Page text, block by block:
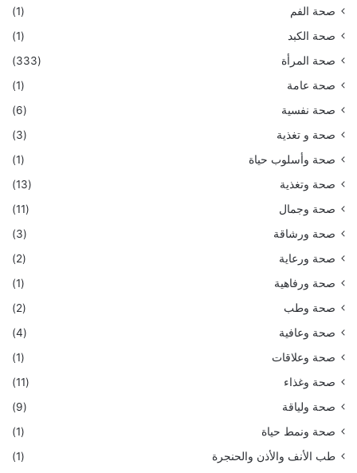
صحة الفم
(1)
صحة الكبد
(1)
صحة المرأة
(333)
صحة عامة
(1)
صحة نفسية
(6)
صحة و تغذية
(3)
صحة وأسلوب حياة
(1)
صحة وتغذية
(13)
صحة وجمال
(11)
صحة ورشاقة
(3)
صحة ورعاية
(2)
صحة ورفاهية
(1)
صحة وطب
(2)
صحة وعافية
(4)
صحة وعلاقات
(1)
صحة وغذاء
(11)
صحة ولياقة
(9)
صحة ونمط حياة
(1)
طب الأنف والأذن والحنجرة
(1)